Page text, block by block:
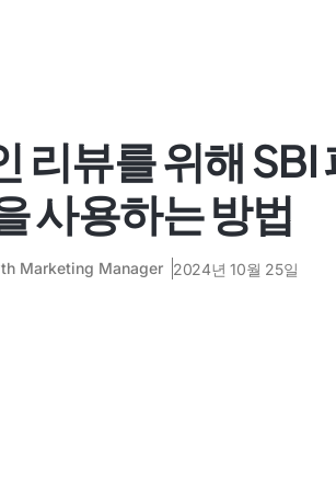
리뷰를 위해 SBI
사용하는 방법
Marketing Manager 2024년 10월 25일